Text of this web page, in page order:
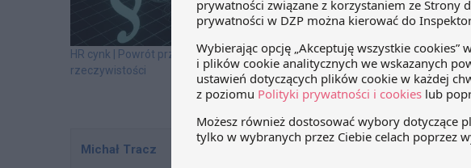
HR cynk | Powrót przedcovidowej
rzeczywistości
Terminy procesowe w świetle
specustawy antykryzysowej
Michał Tracz